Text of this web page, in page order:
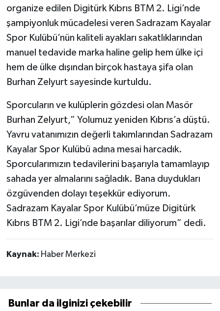
organize edilen Digitürk Kıbrıs BTM 2. Ligi’nde
şampiyonluk mücadelesi veren Sadrazam Kayalar
Spor Kulübü’nün kaliteli ayakları sakatlıklarından
manuel tedavide marka haline gelip hem ülke içi
hem de ülke dışından birçok hastaya şifa olan
Burhan Zelyurt sayesinde kurtuldu.
Sporcuların ve kulüplerin gözdesi olan Masör
Burhan Zelyurt,” Yolumuz yeniden Kıbrıs’a düştü.
Yavru vatanımızın değerli takımlarından Sadrazam
Kayalar Spor Kulübü adına mesai harcadık.
Sporcularımızın tedavilerini başarıyla tamamlayıp
sahada yer almalarını sağladık. Bana duydukları
özgüvenden dolayı teşekkür ediyorum.
Sadrazam Kayalar Spor Kulübü’müze Digitürk
Kıbrıs BTM 2. Ligi’nde başarılar diliyorum” dedi.
Kaynak: Haber Merkezi
Bunlar da ilginizi çekebilir